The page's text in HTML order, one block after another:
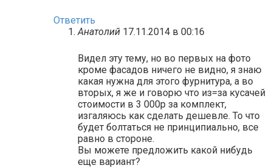
Ответить
Анатолий 17.11.2014 в 00:16
Видел эту тему, но во первых на фото
кроме фасадов ничего не видно, я знаю
какая нужна для этого фурнитура, а во
вторых, я же и говорю что из=за кусачей
стоимости в 3 000р за комплект,
изгаляюсь как сделать дешевле. То что
будет болтаться не принципиально, все
равно в стороне.
Вы можете предложить какой нибудь
еще вариант?